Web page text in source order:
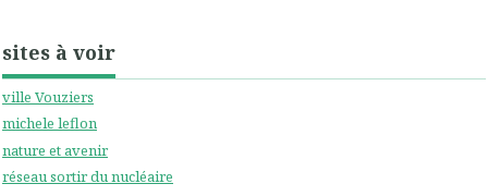
sites à voir
ville Vouziers
michele leflon
nature et avenir
réseau sortir du nucléaire